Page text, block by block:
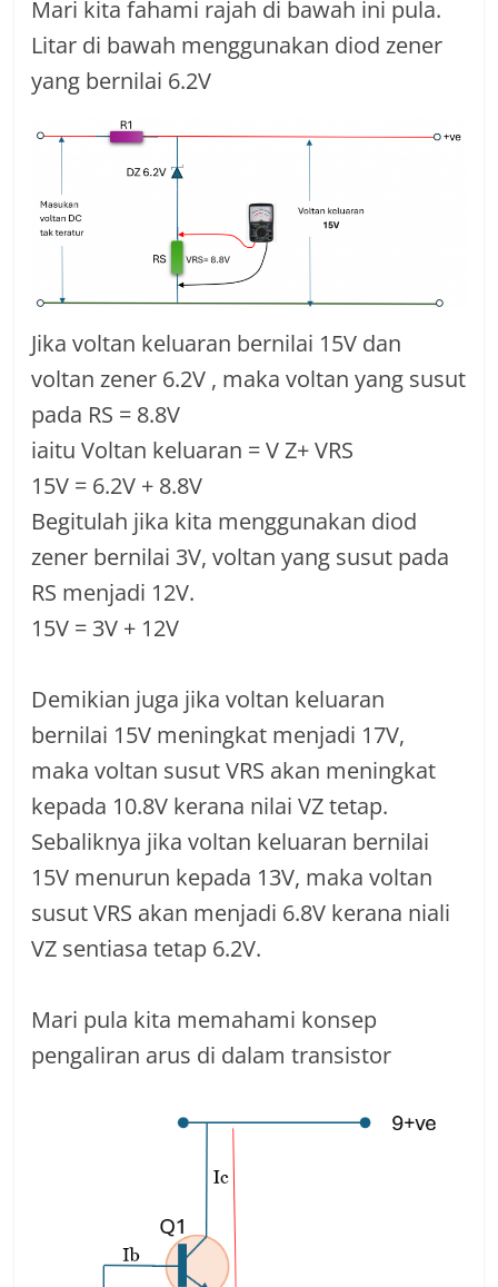
Mari kita fahami rajah di bawah ini pula.
Litar di bawah menggunakan diod zener
yang bernilai 6.2V
Jika voltan keluaran bernilai 15V dan
voltan zener 6.2V , maka voltan yang susut
pada RS = 8.8V
iaitu Voltan keluaran = V Z+ VRS
15V = 6.2V + 8.8V
Begitulah jika kita menggunakan diod
zener bernilai 3V, voltan yang susut pada
RS menjadi 12V.
15V = 3V + 12V
Demikian juga jika voltan keluaran
bernilai 15V meningkat menjadi 17V,
maka voltan susut VRS akan meningkat
kepada 10.8V kerana nilai VZ tetap.
Sebaliknya jika voltan keluaran bernilai
15V menurun kepada 13V, maka voltan
susut VRS akan menjadi 6.8V kerana niali
VZ sentiasa tetap 6.2V.
Mari pula kita memahami konsep
pengaliran arus di dalam transistor